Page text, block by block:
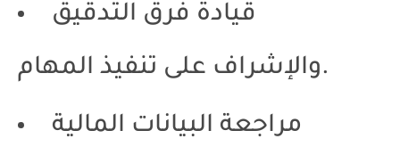
قيادة فرق التدقيق
والإشراف على تنفيذ المهام.
مراجعة البيانات المالية